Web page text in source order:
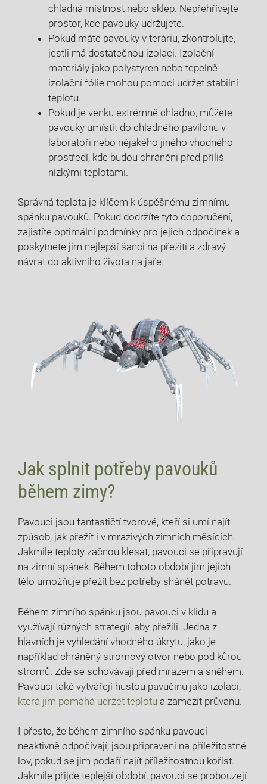
chladná místnost nebo sklep. Nepřehřívejte
prostor, kde pavouky udržujete.
Pokud máte pavouky v teráriu, zkontrolujte,
jestli má dostatečnou izolaci. Izolační
materiály jako polystyren nebo tepelně
izolační fólie mohou pomoci udržet stabilní
teplotu.
Pokud je venku extrémně chladno, můžete
pavouky umístit do chladného pavilonu v
laboratoři nebo nějakého jiného vhodného
prostředí, kde budou chráněni před příliš
nízkými teplotami.
Správná teplota je klíčem k úspěšnému zimnímu
spánku pavouků. Pokud dodržíte tyto doporučení,
zajistíte optimální podmínky pro jejich odpočinek a
poskytnete jim nejlepší šanci na přežití a zdravý
návrat do aktivního života na jaře.
Jak splnit potřeby pavouků
během zimy?
Pavouci jsou fantastičtí tvorové, kteří si umí najít
způsob, jak přežít i v mrazivých zimních měsících.
Jakmile teploty začnou klesat, pavouci se připravují
na zimní spánek. Během tohoto období jim jejich
tělo umožňuje přežít bez potřeby shánět potravu.
Během zimního spánku jsou pavouci v klidu a
využívají různých strategií, aby přežili. Jedna z
hlavních je vyhledání vhodného úkrytu, jako je
například chráněný stromový otvor nebo pod kůrou
stromů. Zde se schovávají před mrazem a sněhem.
Pavouci také vytvářejí hustou pavučinu jako izolaci,
která jim pomáhá udržet teplotu a zamezit průvanu.
I přesto, že během zimního spánku pavouci
neaktivně odpočívají, jsou připraveni na příležitostné
lov, pokud se jim podaří najít příležitostnou kořist.
Jakmile přijde teplejší období, pavouci se probouzejí